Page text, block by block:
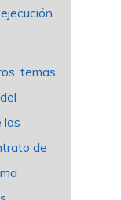
temas
las
de